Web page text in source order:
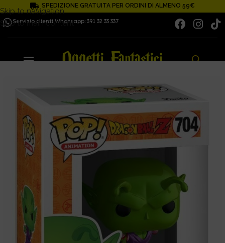
Skip to navigation
Skip to main content
SPEDIZIONE GRATUITA PER ORDINI DI ALMENO 59€
Servizio clienti Whatsapp: 391 32 33 337